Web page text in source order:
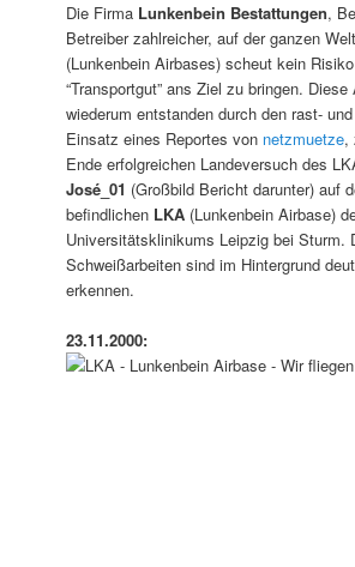
Die Firma Lunkenbein Bestattungen,
Betreiber zahlreicher, auf der ganzen
(Lunkenbein Airbases) scheut kein
“Transportgut” ans Ziel zu bringen. Diese
wiederum entstanden durch den rast-
Einsatz eines Reportes von netzmuetze,
Ende erfolgreichen Landeversuch des
José_01 (Großbild Bericht darunter) auf
befindlichen LKA (Lunkenbein Airbase)
Universitätsklinikums Leipzig bei Sturm.
Schweißarbeiten sind im Hintergrund
erkennen.
23.11.2000: